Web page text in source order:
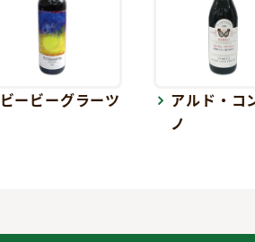
ビービーグラーツ
アルド・コ
ノ